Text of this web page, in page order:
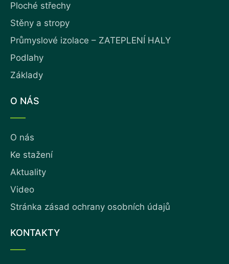
Ploché střechy
Stěny a stropy
Průmyslové izolace – ZATEPLENÍ HALY
Podlahy
Základy
O NÁS
O nás
Ke stažení
Aktuality
Video
Stránka zásad ochrany osobních údajů
KONTAKTY